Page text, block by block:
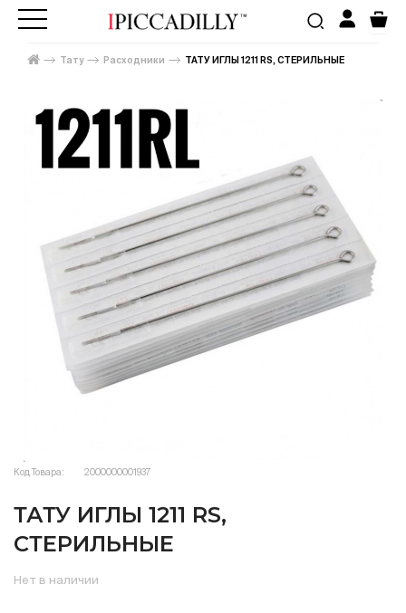
Тату Расходники ТАТУ ИГЛЫ 1211 RS, СТЕРИЛЬНЫЕ
Код Товара: 2000000001937
ТАТУ ИГЛЫ 1211 RS,
СТЕРИЛЬНЫЕ
Нет в наличии